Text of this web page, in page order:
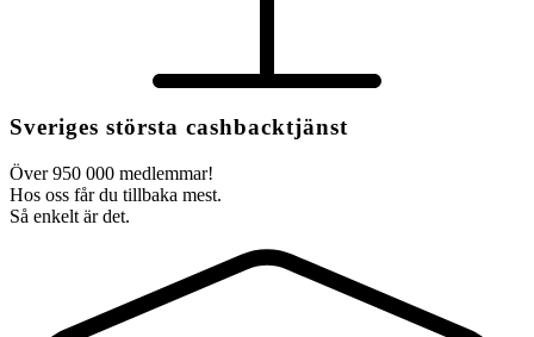
Sveriges största cashbacktjänst
Över 950 000 medlemmar!
Hos oss får du tillbaka mest.
Så enkelt är det.